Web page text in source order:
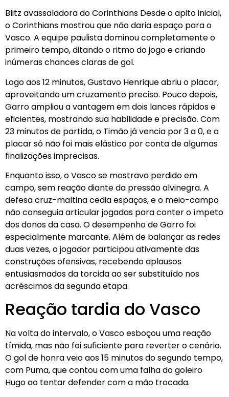
Blitz avassaladora do Corinthians Desde o apito inicial,
o Corinthians mostrou que não daria espaço para o
Vasco. A equipe paulista dominou completamente o
primeiro tempo, ditando o ritmo do jogo e criando
inúmeras chances claras de gol.
Logo aos 12 minutos, Gustavo Henrique abriu o placar,
aproveitando um cruzamento preciso. Pouco depois,
Garro ampliou a vantagem em dois lances rápidos e
eficientes, mostrando sua habilidade e precisão. Com
23 minutos de partida, o Timão já vencia por 3 a 0, e o
placar só não foi mais elástico por conta de algumas
finalizações imprecisas.
Enquanto isso, o Vasco se mostrava perdido em
campo, sem reação diante da pressão alvinegra. A
defesa cruz-maltina cedia espaços, e o meio-campo
não conseguia articular jogadas para conter o ímpeto
dos donos da casa. O desempenho de Garro foi
especialmente marcante. Além de balançar as redes
duas vezes, o jogador participou ativamente das
construções ofensivas, recebendo aplausos
entusiasmados da torcida ao ser substituído nos
acréscimos da segunda etapa.
Reação tardia do Vasco
Na volta do intervalo, o Vasco esboçou uma reação
tímida, mas não foi suficiente para reverter o cenário.
O gol de honra veio aos 15 minutos do segundo tempo,
com Puma, que contou com uma falha do goleiro
Hugo ao tentar defender com a mão trocada.